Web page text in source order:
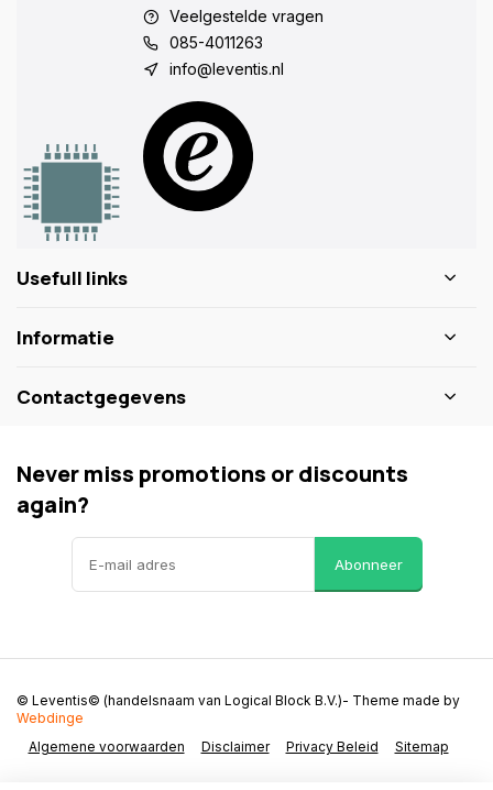
Veelgestelde vragen
085-4011263
info@leventis.nl
Usefull links
Informatie
Contactgegevens
Never miss promotions or discounts
again?
Abonneer
Algemene voorwaarden Disclaimer Privacy Beleid Sitemap
© Leventis© (handelsnaam van Logical Block B.V.)- Theme made by
Webdinge